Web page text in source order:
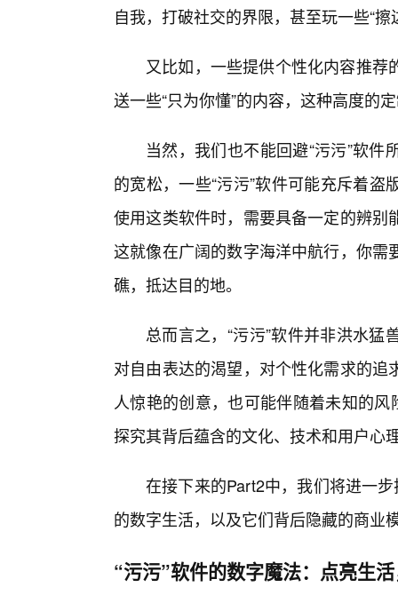
自我，打破社交的界限，甚至玩一些“
又比如，一些提供个性化内容推
送一些“只为你懂”的内容，这种高度的
当然，我们也不能回避“污污”软
的宽松，一些“污污”软件可能充斥着
使用这类软件时，需要具备一定的辨
这就像在广阔的数字海洋中航行，你
礁，抵达目的地。
总而言之，“污污”软件并非洪水
对自由表达的渴望，对个性化需求的
人惊艳的创意，也可能伴随着未知的
探究其背后蕴含的文化、技术和用户心
在接下来的Part2中，我们将进一
的数字生活，以及它们背后隐藏的商业
“污污”软件的数字魔法：点亮生